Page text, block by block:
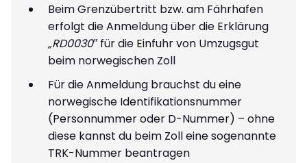
Beim Grenzübertritt bzw. am Fährhafen
erfolgt die Anmeldung über die Erklärung
„RD0030″ für die Einfuhr von Umzugsgut
beim norwegischen Zoll
Für die Anmeldung brauchst du eine
norwegische Identifikationsnummer
(Personnummer oder D-Nummer) – ohne
diese kannst du beim Zoll eine sogenannte
TRK-Nummer beantragen